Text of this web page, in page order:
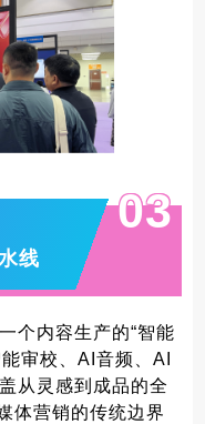
线
03
个内容生产的“智能
审校、AI音频、AI
从灵感到成品的全
体营销的传统边界